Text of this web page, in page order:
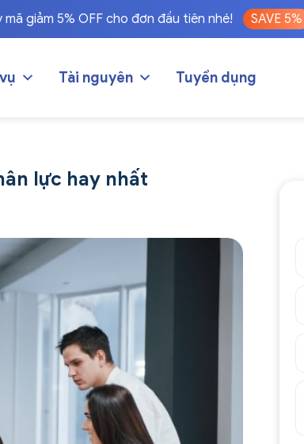
giảm 5% OFF cho đơn đầu tiên nhé! SAVE 5%
Tài nguyên Tuyển dụng
lực hay nhất